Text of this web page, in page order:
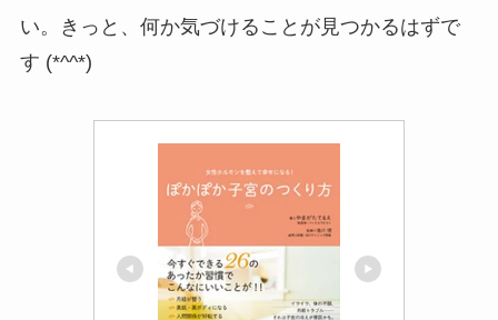
い。きっと、何か気づけることが見つかるはずで
す (*^^*)